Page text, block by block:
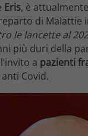
Eris, è
di Malattie
le lancette al
più duri della
a pazienti
anti Covid.